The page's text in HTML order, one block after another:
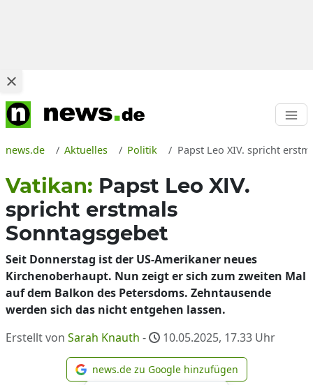
news.de Aktuelles Politik Papst Leo XIV. spricht
Vatikan: Papst Leo XIV.
spricht erstmals
Sonntagsgebet
Seit Donnerstag ist der US-Amerikaner neues
Kirchenoberhaupt. Nun zeigt er sich zum zweiten Mal
auf dem Balkon des Petersdoms. Zehntausende
werden sich das nicht entgehen lassen.
Erstellt von Sarah Knauth - 10.05.2025, 17.33 Uhr
news.de zu Google
news.de zu Google hinzufügen